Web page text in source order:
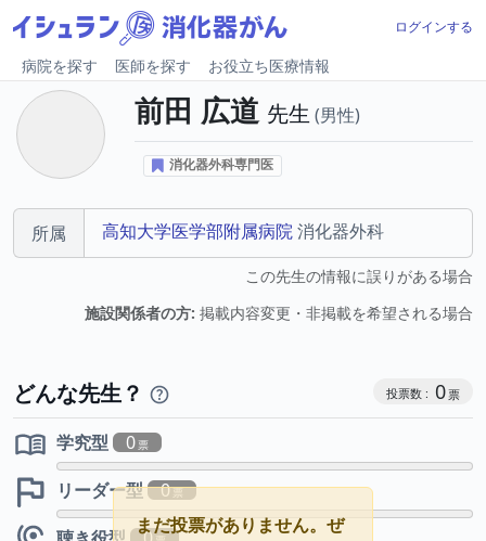
ログインする
病院を探す 医師を探す お役立ち医療情報
前田 広道 先生 男性
消化器外科専門医
所属 高知大学医学部附属病院消化器外科
この先生の情報に誤りがある場合
施設関係者の方: 掲載内容変更・非掲載を希望される場合
どんな先生？ コミュニ
0
学究型
0
リーダー型
0
まだ投票がありません。ぜ